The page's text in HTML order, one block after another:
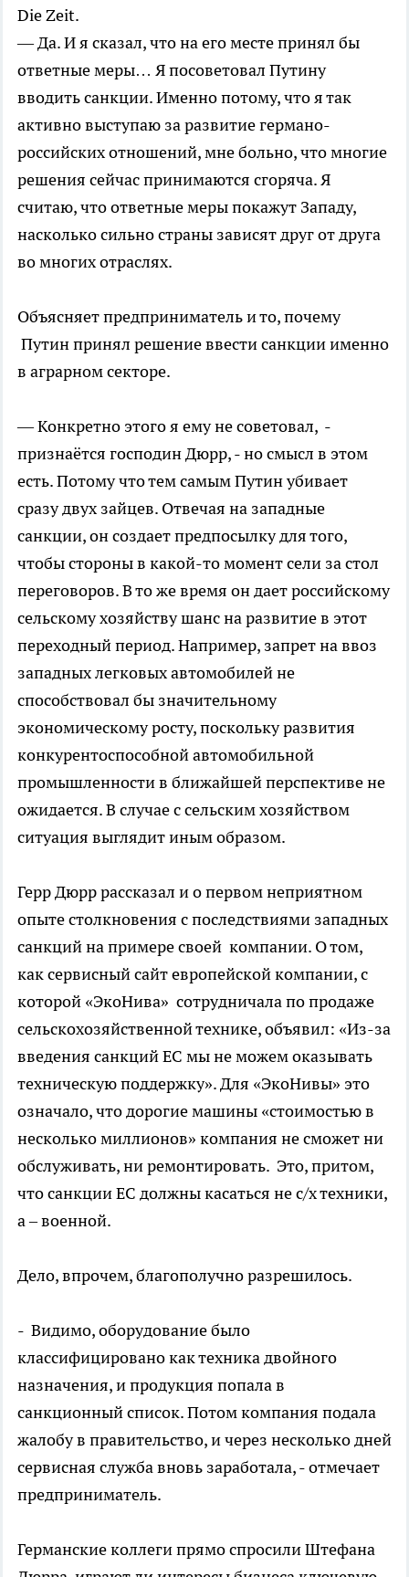
Die Zeit.
— Да. И я сказал, что на его месте принял бы
ответные меры… Я посоветовал Путину
вводить санкции. Именно потому, что я так
активно выступаю за развитие германо-
российских отношений, мне больно, что многие
решения сейчас принимаются сгоряча. Я
считаю, что ответные меры покажут Западу,
насколько сильно страны зависят друг от друга
во многих отраслях.
Объясняет предприниматель и то, почему
Путин принял решение ввести санкции именно
в аграрном секторе.
— Конкретно этого я ему не советовал, -
признаётся господин Дюрр, - но смысл в этом
есть. Потому что тем самым Путин убивает
сразу двух зайцев. Отвечая на западные
санкции, он создает предпосылку для того,
чтобы стороны в какой-то момент сели за стол
переговоров. В то же время он дает российскому
сельскому хозяйству шанс на развитие в этот
переходный период. Например, запрет на ввоз
западных легковых автомобилей не
способствовал бы значительному
экономическому росту, поскольку развития
конкурентоспособной автомобильной
промышленности в ближайшей перспективе не
ожидается. В случае с сельским хозяйством
ситуация выглядит иным образом.
Герр Дюрр рассказал и о первом неприятном
опыте столкновения с последствиями западных
санкций на примере своей компании. О том,
как сервисный сайт европейской компании, с
которой «ЭкоНива» сотрудничала по продаже
сельскохозяйственной технике, объявил: «Из-за
введения санкций ЕС мы не можем оказывать
техническую поддержку». Для «ЭкоНивы» это
означало, что дорогие машины «стоимостью в
несколько миллионов» компания не сможет ни
обслуживать, ни ремонтировать. Это, притом,
что санкции ЕС должны касаться не с/х техники,
а – военной.
Дело, впрочем, благополучно разрешилось.
- Видимо, оборудование было
классифицировано как техника двойного
назначения, и продукция попала в
санкционный список. Потом компания подала
жалобу в правительство, и через несколько дней
сервисная служба вновь заработала, - отмечает
предприниматель.
Германские коллеги прямо спросили Штефана